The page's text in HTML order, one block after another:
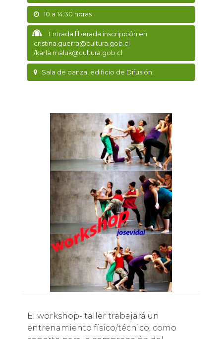
10 a 14:30 horas
Entrada liberada inscripción en
cristina.guerra@cultura.gob.cl
/karla.maluk@cultura.gob.cl
Sala de danza, edificio de Difusión.
El workshop- taller trabajará un
entrenamiento físico/técnico, como